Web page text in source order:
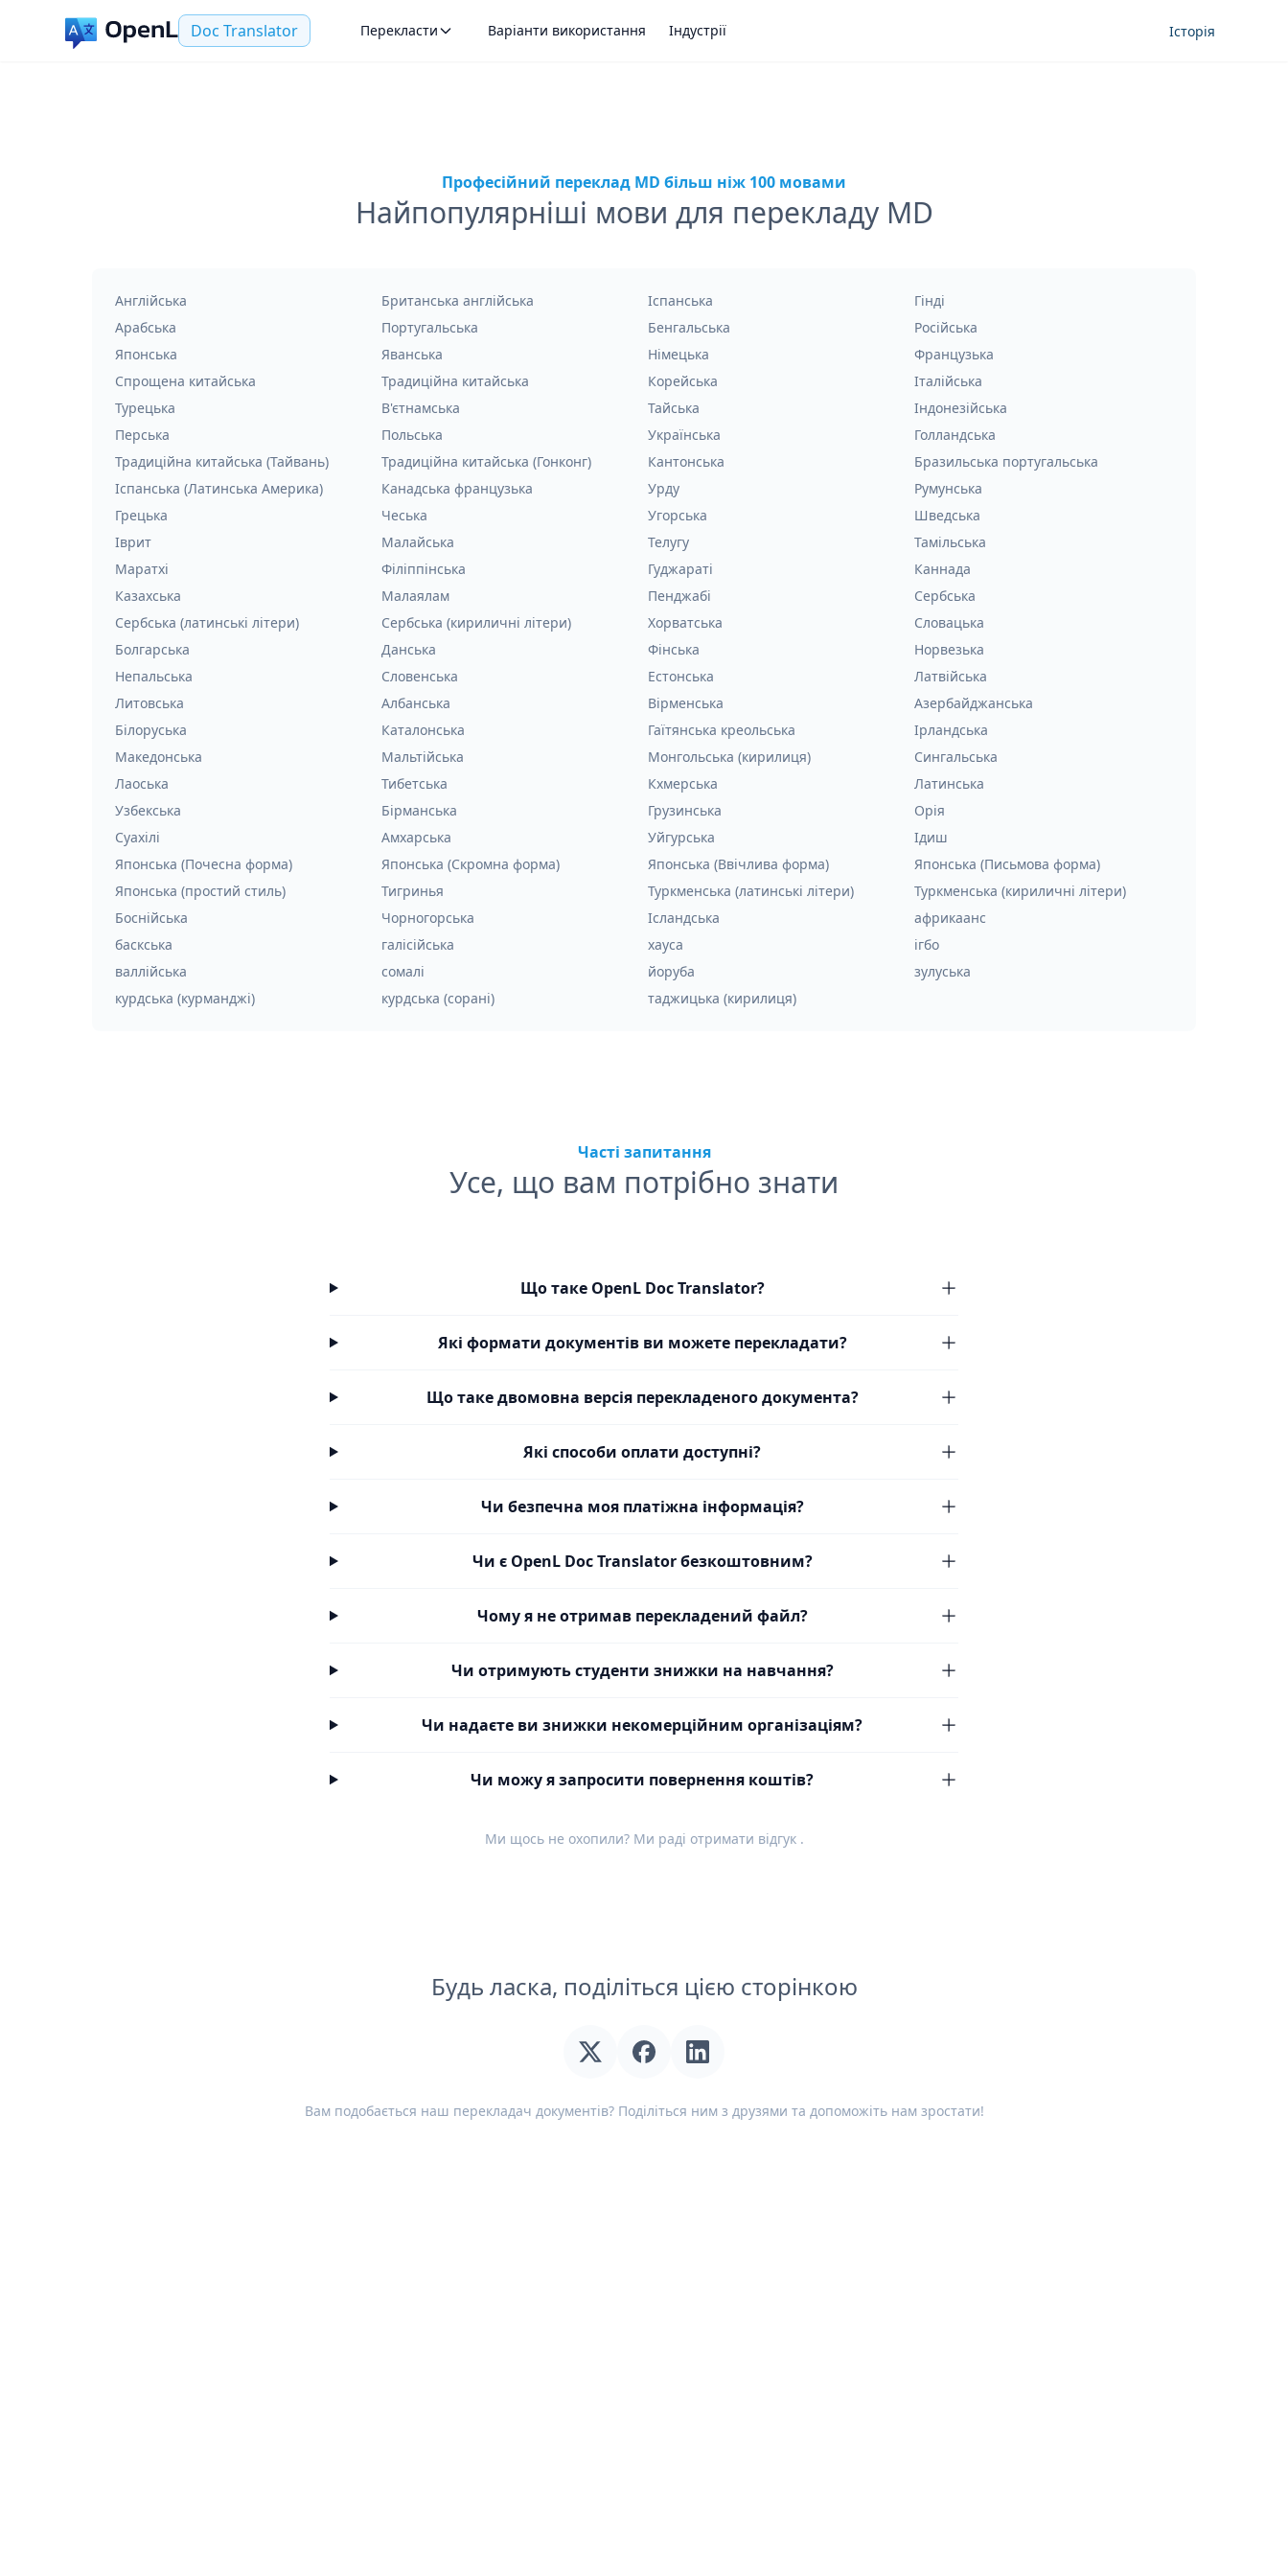
Doc Translator Перекласти Варіанти використання Індустрії Історія
Професійний переклад MD більш ніж 100 мовами
Найпопулярніші мови для перекладу MD
Англійська Британська англійська Іспанська
Гінді
Арабська
Португальська Бенгальська
Російська
Японська
Яванська Німецька
Французька
Спрощена китайська
Традиційна китайська Корейська
Італійська
Турецька
В'єтнамська Тайська
Індонезійська
Перська
Польська Українська
Голландська
Традиційна китайська (Тайвань)
Традиційна китайська (Гонконг) Кантонська
Бразильська португальська
Іспанська (Латинська Америка)
Канадська французька Урду
Румунська
Грецька
Чеська Угорська
Шведська
Іврит
Малайська Телугу
Тамільська
Маратхі
Філіппінська Гуджараті
Каннада
Казахська
Малаялам Пенджабі
Сербська
Сербська (латинські літери)
Сербська (кириличні літери) Хорватська
Словацька
Болгарська
Данська Фінська
Норвезька
Непальська
Словенська Естонська
Латвійська
Литовська
Албанська Вірменська
Азербайджанська
Білоруська
Каталонська Гаїтянська креольська
Ірландська
Македонська
Мальтійська Монгольська (кирилиця)
Сингальська
Лаоська
Тибетська Кхмерська
Латинська
Узбекська
Бірманська Грузинська
Орія
Суахілі
Амхарська Уйгурська
Ідиш
Японська (Почесна форма)
Японська (Скромна форма) Японська (Ввічлива форма)
Японська (Письмова форма)
Японська (простий стиль)
Тигринья Туркменська (латинські літери)
Туркменська (кириличні літери)
Боснійська
Чорногорська Ісландська
африкаанс
баскська
галісійська хауса
ігбо
валлійська
сомалі йоруба
зулуська
курдська (курманджі)
курдська (сорані) таджицька (кирилиця)
Часті запитання
Усе, що вам потрібно знати
Що таке OpenL Doc Translator?
Які формати документів ви можете перекладати?
Що таке двомовна версія перекладеного документа?
Які способи оплати доступні?
Чи безпечна моя платіжна інформація?
Чи є OpenL Doc Translator безкоштовним?
Чому я не отримав перекладений файл?
Чи отримують студенти знижки на навчання?
Чи надаєте ви знижки некомерційним організаціям?
Чи можу я запросити повернення коштів?
Ми щось не охопили? Ми раді отримати відгук.
Будь ласка, поділіться цією сторінкою
Вам подобається наш перекладач документів? Поділіться ним з друзями та допоможіть нам зростати!